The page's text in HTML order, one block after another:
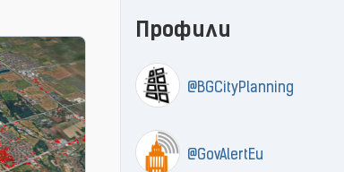
Профили
@BGCityPlanning
@GovAlertEu